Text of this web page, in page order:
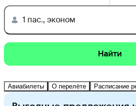
1 пас., эконом
Найти
Авиабилеты О перелёте Расписание